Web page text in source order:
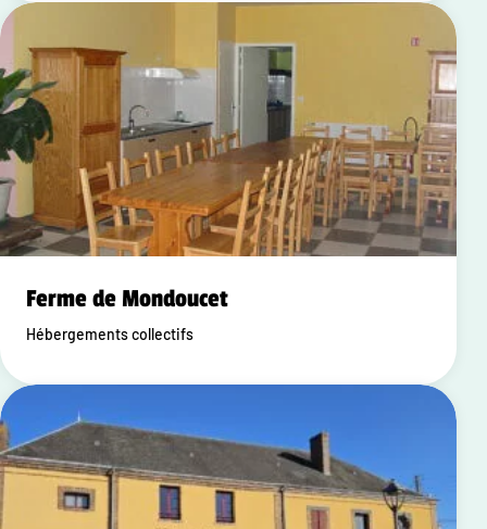
Ferme de Mondoucet
Hébergements collectifs